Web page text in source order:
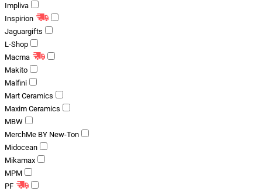
Impliva
Inspirion
Jaguargifts
L-Shop
Macma
Makito
Malfini
Mart Ceramics
Maxim Ceramics
MBW
MerchMe BY New-Ton
Midocean
Mikamax
MPM
PF